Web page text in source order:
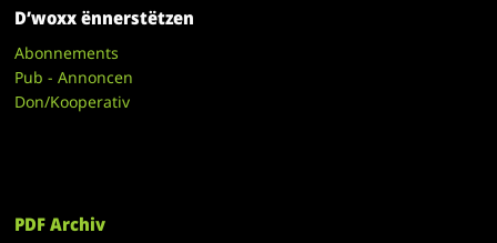
D’woxx ënnerstëtzen
Abonnements
Pub - Annoncen
Don/Kooperativ
PDF Archiv